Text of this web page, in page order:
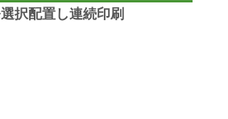
択配置し連続印刷